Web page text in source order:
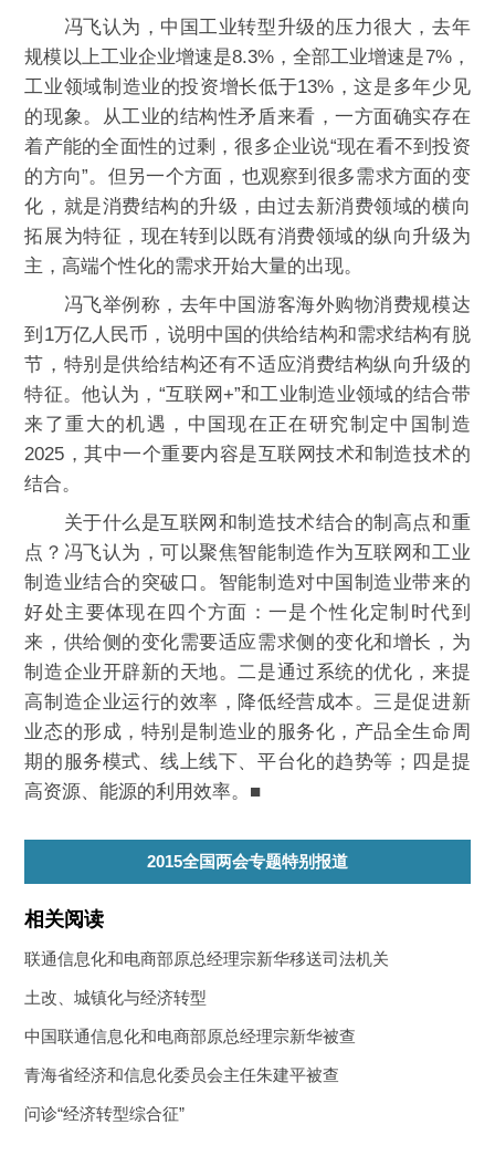
冯飞认为，中国工业转型升级的压力很大，去年
规模以上工业企业增速是8.3%，全部工业增速是7%，
工业领域制造业的投资增长低于13%，这是多年少见
的现象。从工业的结构性矛盾来看，一方面确实存在
着产能的全面性的过剩，很多企业说“现在看不到投资
的方向”。但另一个方面，也观察到很多需求方面的变
化，就是消费结构的升级，由过去新消费领域的横向
拓展为特征，现在转到以既有消费领域的纵向升级为
主，高端个性化的需求开始大量的出现。
冯飞举例称，去年中国游客海外购物消费规模达
到1万亿人民币，说明中国的供给结构和需求结构有脱
节，特别是供给结构还有不适应消费结构纵向升级的
特征。他认为，“互联网+”和工业制造业领域的结合带
来了重大的机遇，中国现在正在研究制定中国制造
2025，其中一个重要内容是互联网技术和制造技术的
结合。
关于什么是互联网和制造技术结合的制高点和重
点？冯飞认为，可以聚焦智能制造作为互联网和工业
制造业结合的突破口。智能制造对中国制造业带来的
好处主要体现在四个方面：一是个性化定制时代到
来，供给侧的变化需要适应需求侧的变化和增长，为
制造企业开辟新的天地。二是通过系统的优化，来提
高制造企业运行的效率，降低经营成本。三是促进新
业态的形成，特别是制造业的服务化，产品全生命周
期的服务模式、线上线下、平台化的趋势等；四是提
高资源、能源的利用效率。■
2015全国两会专题特别报道
相关阅读
联通信息化和电商部原总经理宗新华移送司法机关
土改、城镇化与经济转型
中国联通信息化和电商部原总经理宗新华被查
青海省经济和信息化委员会主任朱建平被查
问诊“经济转型综合征”